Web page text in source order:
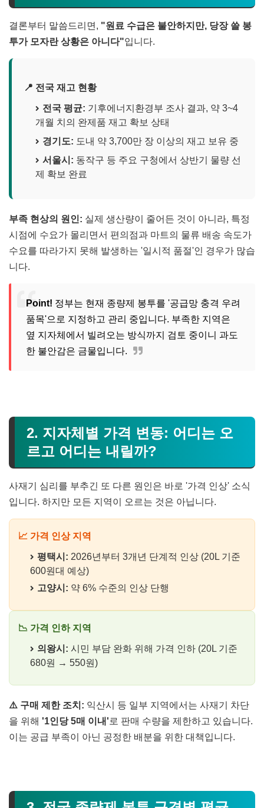
결론부터 말씀드리면, "원료 수급은 불안하지만, 당장 쓸 봉
투가 모자란 상황은 아니다"입니다.
📍 전국 재고 현황
전국 평균: 기후에너지환경부 조사 결과, 약 3~4
개월 치의 완제품 재고 확보 상태
경기도: 도내 약 3,700만 장 이상의 재고 보유 중
서울시: 동작구 등 주요 구청에서 상반기 물량 선
제 확보 완료
부족 현상의 원인: 실제 생산량이 줄어든 것이 아니라, 특정
시점에 수요가 몰리면서 편의점과 마트의 물류 배송 속도가
수요를 따라가지 못해 발생하는 '일시적 품절'인 경우가 많습
니다.
Point! 정부는 현재 종량제 봉투를 '공급망 충격 우려
품목'으로 지정하고 관리 중입니다. 부족한 지역은
옆 지자체에서 빌려오는 방식까지 검토 중이니 과도
한 불안감은 금물입니다.
2. 지자체별 가격 변동: 어디는 오
르고 어디는 내릴까?
사재기 심리를 부추긴 또 다른 원인은 바로 '가격 인상' 소식
입니다. 하지만 모든 지역이 오르는 것은 아닙니다.
📈 가격 인상 지역
평택시: 2026년부터 3개년 단계적 인상 (20L 기준
600원대 예상)
고양시: 약 6% 수준의 인상 단행
📉 가격 인하 지역
의왕시: 시민 부담 완화 위해 가격 인하 (20L 기준
680원 → 550원)
⚠️ 구매 제한 조치: 익산시 등 일부 지역에서는 사재기 차단
을 위해 '1인당 5매 이내' 로 판매 수량을 제한하고 있습니다.
이는 공급 부족이 아닌 공정한 배분을 위한 대책입니다.